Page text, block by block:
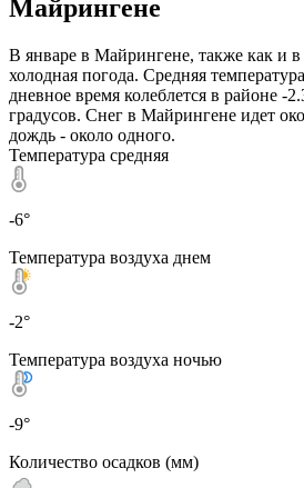
Майрингене
В январе в Майрингене, также как и
холодная погода. Средняя
дневное время колеблется в районе -
градусов. Снег в Майрингене идет
дождь - около одного.
Температура средняя
-6°
Температура воздуха днем
-2°
Температура воздуха ночью
-9°
Количество осадков (мм)